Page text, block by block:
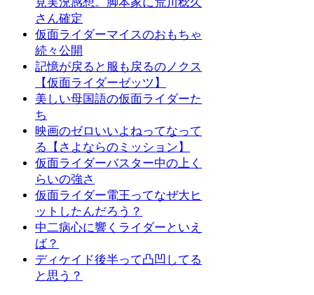
さん確定
仮面ライダーマイスのおもちゃ
続々公開
記憶が戻ると服も戻るのノクス
【仮面ライダーゼッツ】
美しい母国語の仮面ライダーた
ち
映画のゼロいいよねってなって
る【さよならのミッション】
仮面ライダーバスター中の上く
らいの強さ
仮面ライダー電王ってなぜ大ヒ
ットしたんだろう？
中二病心に響くライダーといえ
ば？
ディケイド後半って凸凹してる
と思う？